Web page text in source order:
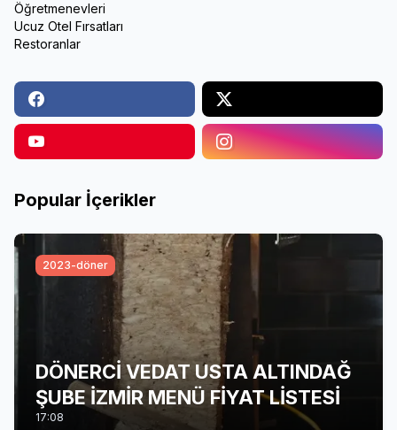
Öğretmenevleri
Ucuz Otel Fırsatları
Restoranlar
Popular İçerikler
2023-döner
DÖNERCİ VEDAT USTA ALTINDAĞ
ŞUBE İZMİR MENÜ FİYAT LİSTESİ
17:08